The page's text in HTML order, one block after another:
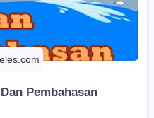
Pembahasan